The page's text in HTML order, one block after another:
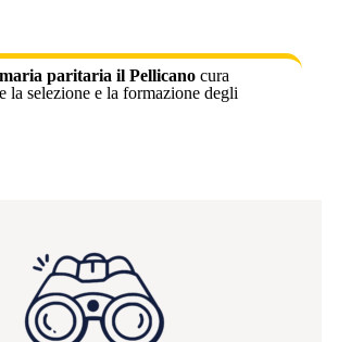
paritaria il Pellicano cura
la selezione e la formazione degli